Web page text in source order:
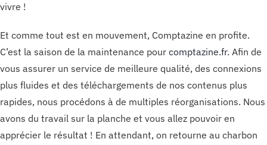
vivre !
Et comme tout est en mouvement, Comptazine en profite.
C’est la saison de la maintenance pour comptazine.fr. Afin de
vous assurer un service de meilleure qualité, des connexions
plus fluides et des téléchargements de nos contenus plus
rapides, nous procédons à de multiples réorganisations. Nous
avons du travail sur la planche et vous allez pouvoir en
apprécier le résultat ! En attendant, on retourne au charbon